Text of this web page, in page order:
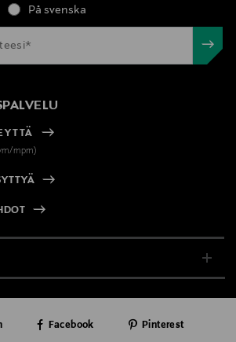
På svenska
mpm)
Facebook Pinterest